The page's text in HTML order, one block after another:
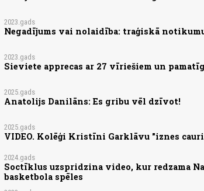
2023.gads
Negadījums vai nolaidība: traģiskā
2023.gads
Sieviete apprecas ar 27 vīriešiem un
2025.gads
Anatolijs Danilāns: Es gribu vēl dzīvot!
2025.gads
VIDEO. Kolēģi Kristīni Garklāvu "iznes
2024.gads
Soctīklus uzspridzina video, kur redzama
basketbola spēles